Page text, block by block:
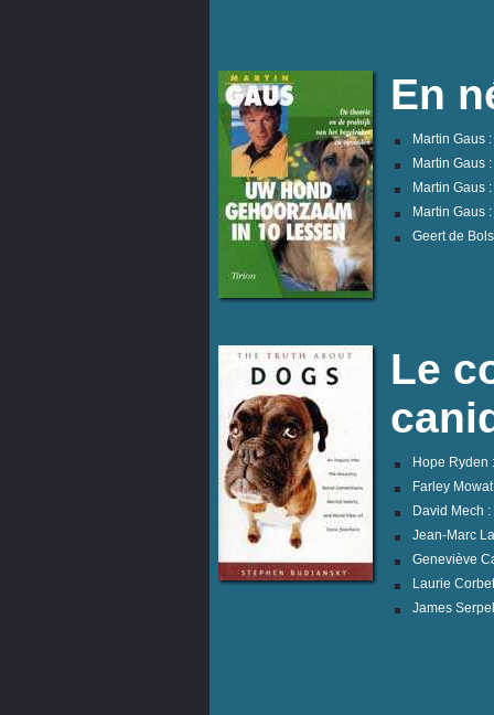
En
Martin Gaus
Martin Gaus
Martin Gaus
Martin Gaus
Geert de
Le
Hope Ryden
Farley
David Mech
Jean-Marc
Geneviève
Laurie
James